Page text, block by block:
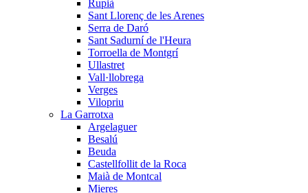
Rupià
Sant Llorenç de les Arenes
Serra de Daró
Sant Sadurní de l'Heura
Torroella de Montgrí
Ullastret
Vall·llobrega
Verges
Vilopriu
La Garrotxa
Argelaguer
Besalú
Beuda
Castellfollit de la Roca
Maià de Montcal
Mieres